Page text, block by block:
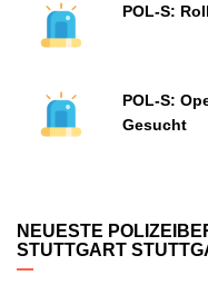
POL-S:
POL-S:
Gesucht
NEUESTE
STUTTGART